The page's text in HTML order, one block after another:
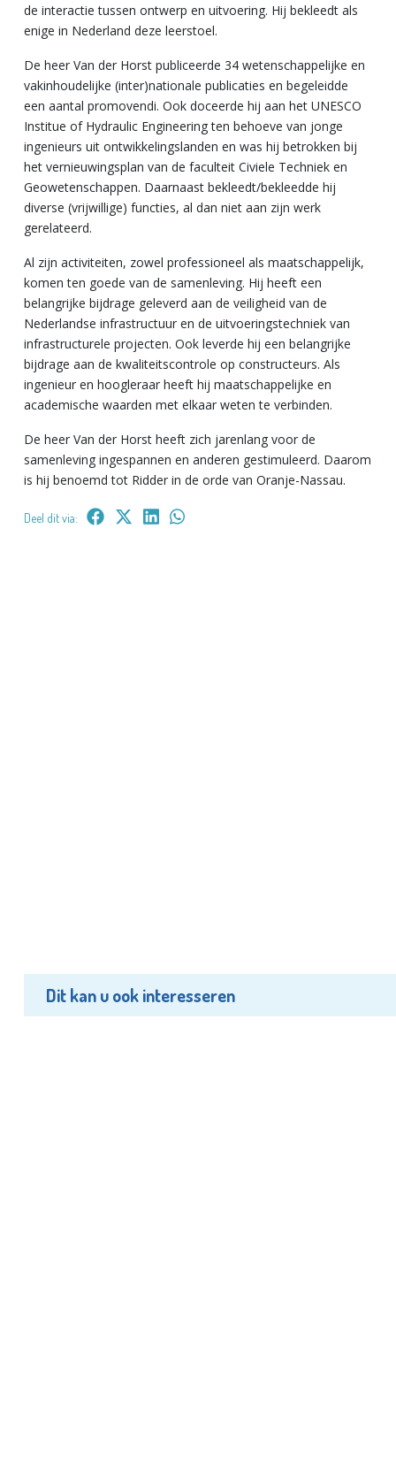
de interactie tussen ontwerp en uitvoering. Hij bekleedt als
enige in Nederland deze leerstoel.
De heer Van der Horst publiceerde 34 wetenschappelijke en
vakinhoudelijke (inter)nationale publicaties en begeleidde
een aantal promovendi. Ook doceerde hij aan het UNESCO
Institue of Hydraulic Engineering ten behoeve van jonge
ingenieurs uit ontwikkelingslanden en was hij betrokken bij
het vernieuwingsplan van de faculteit Civiele Techniek en
Geowetenschappen. Daarnaast bekleedt/bekleedde hij
diverse (vrijwillige) functies, al dan niet aan zijn werk
gerelateerd.
Al zijn activiteiten, zowel professioneel als maatschappelijk,
komen ten goede van de samenleving. Hij heeft een
belangrijke bijdrage geleverd aan de veiligheid van de
Nederlandse infrastructuur en de uitvoeringstechniek van
infrastructurele projecten. Ook leverde hij een belangrijke
bijdrage aan de kwaliteitscontrole op constructeurs. Als
ingenieur en hoogleraar heeft hij maatschappelijke en
academische waarden met elkaar weten te verbinden.
De heer Van der Horst heeft zich jarenlang voor de
samenleving ingespannen en anderen gestimuleerd. Daarom
is hij benoemd tot Ridder in de orde van Oranje-Nassau.
Deel dit via:
Dit kan u ook interesseren